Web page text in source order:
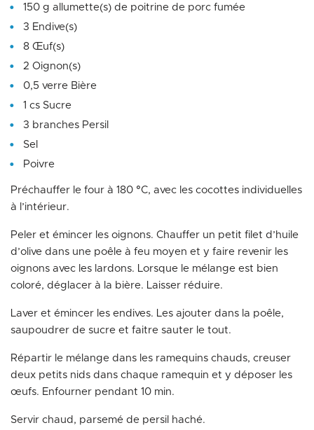
150 g allumette(s) de poitrine de porc fumée
3 Endive(s)
8 Œuf(s)
2 Oignon(s)
0,5 verre Bière
1 cs Sucre
3 branches Persil
Sel
Poivre
Préchauffer le four à 180 °C, avec les cocottes individuelles
à l’intérieur.
Peler et émincer les oignons. Chauffer un petit filet d’huile
d’olive dans une poêle à feu moyen et y faire revenir les
oignons avec les lardons. Lorsque le mélange est bien
coloré, déglacer à la bière. Laisser réduire.
Laver et émincer les endives. Les ajouter dans la poêle,
saupoudrer de sucre et faitre sauter le tout.
Répartir le mélange dans les ramequins chauds, creuser
deux petits nids dans chaque ramequin et y déposer les
œufs. Enfourner pendant 10 min.
Servir chaud, parsemé de persil haché.